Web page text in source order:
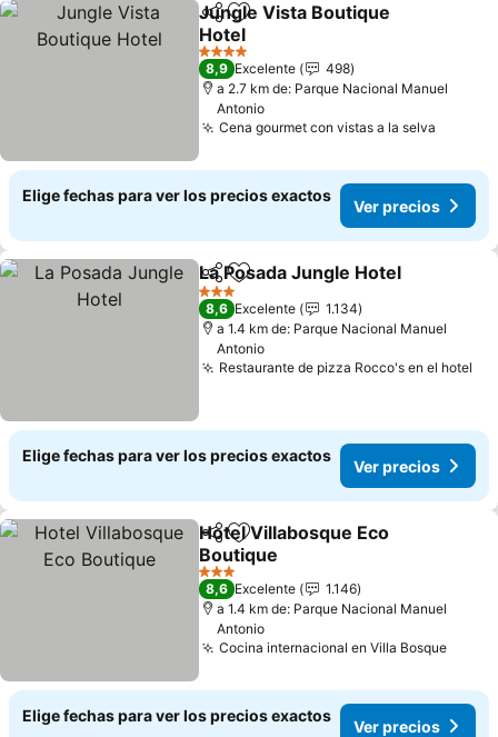
CompartirAgregar a favoritos
Jungle Vista Boutique
Hotel
Ver precios
4 Estrellas
8,9 Excelente
498
a 2.7 km de: Parque Nacional Manuel
Antonio
Cena gourmet con vistas a la selva
Elige fechas para ver los precios exactos
Ver precios
CompartirAgregar a favoritos
La Posada Jungle Hotel
3 Estrellas
8,6 Excelente
1.134
a 1.4 km de: Parque Nacional Manuel
Antonio
Restaurante de pizza Rocco's en el hotel
Elige fechas para ver los precios exactos
Ver precios
CompartirAgregar a favoritos
Hotel Villabosque Eco
Boutique
Ver precios
3 Estrellas
8,6 Excelente
1.146
a 1.4 km de: Parque Nacional Manuel
Antonio
Cocina internacional en Villa BosqueVer
Elige fechas para ver los precios exactos
Ver precios